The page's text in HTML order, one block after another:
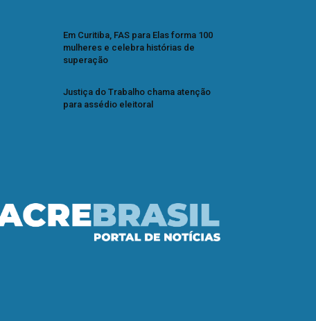
Em Curitiba, FAS para Elas forma 100
mulheres e celebra histórias de
superação
Justiça do Trabalho chama atenção
para assédio eleitoral